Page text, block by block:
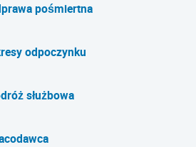
pośmiertna
odpoczynku
służbowa